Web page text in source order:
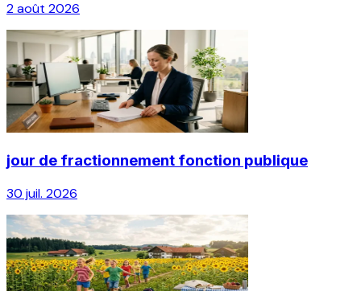
2 août 2026
jour de fractionnement fonction publique
30 juil. 2026